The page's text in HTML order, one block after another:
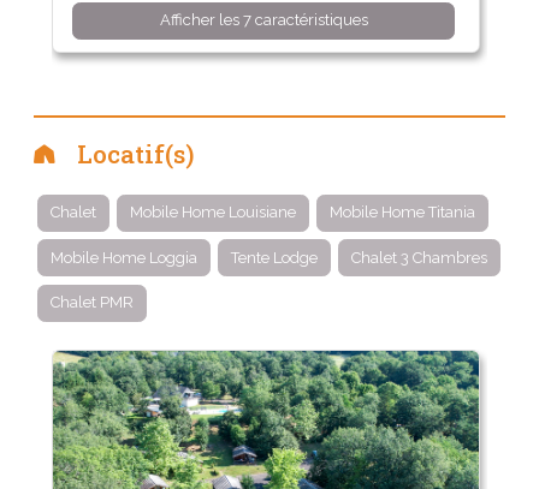
Afficher les 7 caractéristiques
Locatif(s)
Chalet Mobile Home Louisiane Mobile Home Titania
Mobile Home Loggia Tente Lodge Chalet 3 Chambres
Chalet PMR